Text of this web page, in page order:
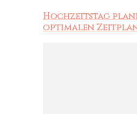
Hochzeitstag
optimalen